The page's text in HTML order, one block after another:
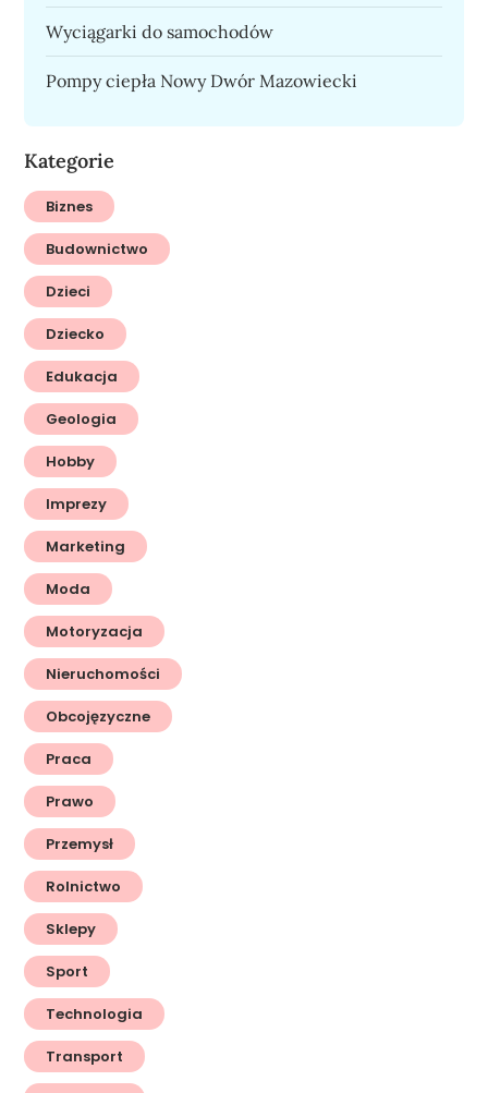
Wyciągarki do samochodów
Pompy ciepła Nowy Dwór Mazowiecki
Kategorie
Biznes
Budownictwo
Dzieci
Dziecko
Edukacja
Geologia
Hobby
Imprezy
Marketing
Moda
Motoryzacja
Nieruchomości
Obcojęzyczne
Praca
Prawo
Przemysł
Rolnictwo
Sklepy
Sport
Technologia
Transport